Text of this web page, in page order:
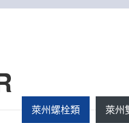
萊州螺栓類 萊州